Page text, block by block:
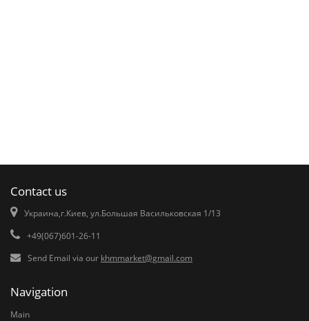
Contact us
Украина,г.Киев, ул.Большая Васильковская 1/13
+49(067)601-26-11
Send Email via our khmmarket@gmail.com
Navigation
Main